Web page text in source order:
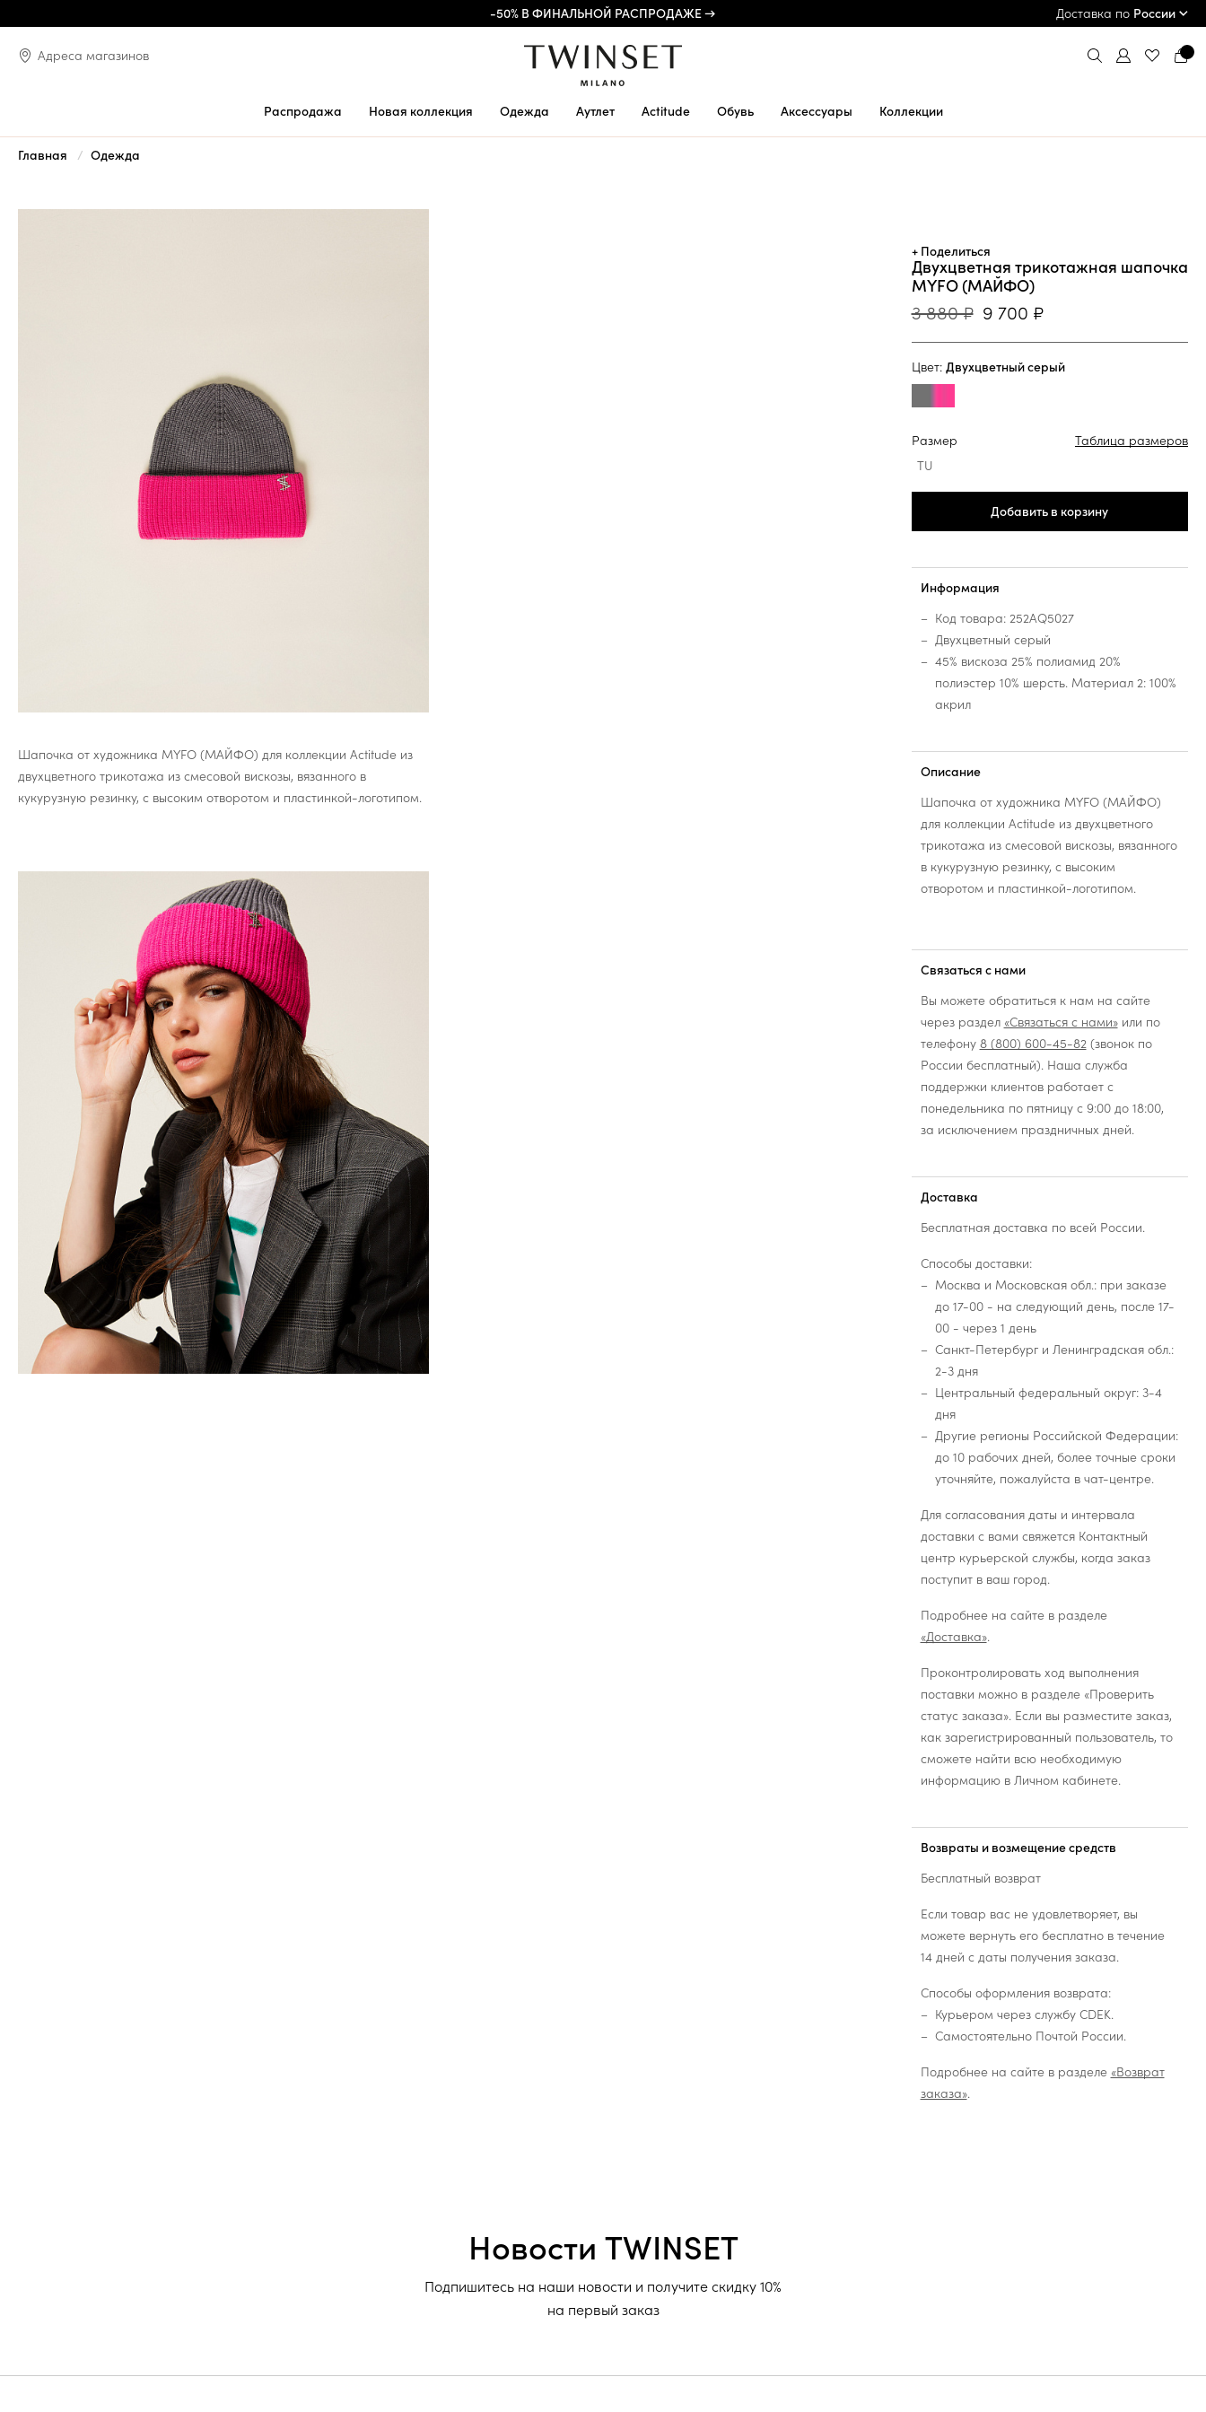
-50% В ФИНАЛЬНОЙ РАСПРОДАЖЕ → ПРИМЕРКА И ОПЛАТА ПРИ ПОЛУЧЕНИИ*
Доставка по России
Адреса магазинов
Распродажа Новая коллекция Одежда Аутлет Actitude Обувь Аксессуары Коллекции
Главная Одежда
Шапочка от художника MYFO (МАЙФО) для коллекции Actitude из
двухцветного трикотажа из смесовой вискозы, вязанного в
кукурузную резинку, с высоким отворотом и пластинкой-логотипом.
+ Поделиться
Двухцветная трикотажная шапочка
MYFO (МАЙФО)
3 880 ₽ 9 700 ₽
Цвет: Двухцветный серый
Размер
Таблица размеров
TU
Добавить в корзину
Информация
Код товара: 252AQ5027
Двухцветный серый
45% вискоза 25% полиамид 20%
полиэстер 10% шерсть. Материал 2: 100%
акрил
Описание
Шапочка от художника MYFO (МАЙФО)
для коллекции Actitude из двухцветного
трикотажа из смесовой вискозы, вязанного
в кукурузную резинку, с высоким
отворотом и пластинкой-логотипом.
Связаться с нами
Вы можете обратиться к нам на сайте
через раздел «Связаться с нами»или по
телефону 8 (800) 600-45-82(звонок по
России бесплатный). Наша служба
поддержки клиентов работает с
понедельника по пятницу с 9:00 до 18:00,
за исключением праздничных дней.
Доставка
Бесплатная доставка по всей России.
Способы доставки:
Москва и Московская обл.: при заказе
до 17-00 - на следующий день, после 17-
00 - через 1 день
Санкт-Петербург и Ленинградская обл.:
2-3 дня
Центральный федеральный округ: 3-4
дня
Другие регионы Российской Федерации:
до 10 рабочих дней, более точные сроки
уточняйте, пожалуйста в чат-центре.
Для согласования даты и интервала
доставки с вами свяжется Контактный
центр курьерской службы, когда заказ
поступит в ваш город.
Подробнее на сайте в разделе
«Доставка».
Проконтролировать ход выполнения
поставки можно в разделе «Проверить
статус заказа». Если вы разместите заказ,
как зарегистрированный пользователь, то
сможете найти всю необходимую
информацию в Личном кабинете.
Возвраты и возмещение средств
Бесплатный возврат
Если товар вас не удовлетворяет, вы
можете вернуть его бесплатно в течение
14 дней с даты получения заказа.
Способы оформления возврата:
Курьером через службу CDEK.
Самостоятельно Почтой России.
Подробнее на сайте в разделе «Возврат
заказа».
Новости TWINSET
Подпишитесь на наши новости и получите скидку 10%
на первый заказ